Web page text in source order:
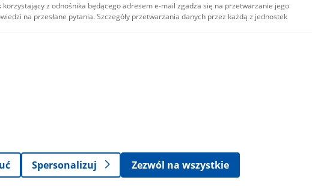
z odnośnika będącego adresem e-mail zgadza się na przetwarzanie jego
na przesłane pytania. Szczegóły przetwarzania danych przez każdą z jednostek
i wideo,
-
Spersonalizuj Zezwól na wszystkie